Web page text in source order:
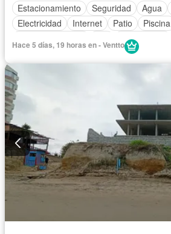
Estacionamiento
Seguridad Agua
Electricidad
Internet Patio Piscina
Sin amoblar
Hace 5 días, 19 horas en - Ventto